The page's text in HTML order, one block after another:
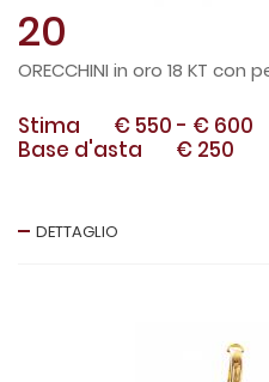
20
ORECCHINI in oro 18 KT
Stima € 550 - € 600
Base d'asta
€ 250
DETTAGLIO